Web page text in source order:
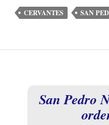
CERVANTES SAN
San Pedro